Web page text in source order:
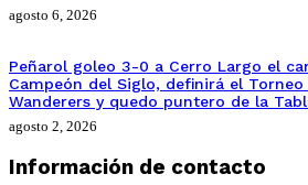
agosto 6, 2026
Peñarol goleo 3-0 a Cerro Largo el
Campeón del Siglo, definirá el
Wanderers y quedo puntero de la
agosto 2, 2026
Información de contacto